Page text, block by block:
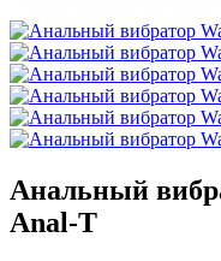
Анальный
Anal-T